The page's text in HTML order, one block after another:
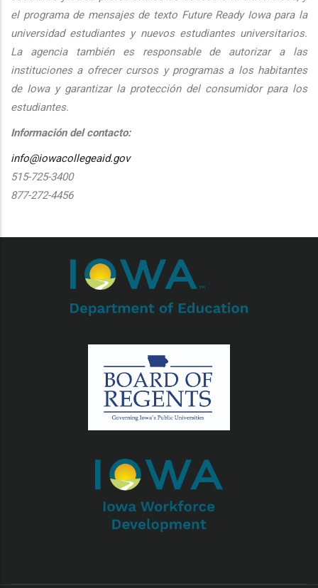
el programa de mensajes de texto Future Ready Iowa para la
universidad estudiantes y nuevos estudiantes universitarios.
La agencia también es responsable de autorizar a las
instituciones a ofrecer cursos y programas a los habitantes
de Iowa y garantizar la protección del consumidor para los
estudiantes.
Información del contacto:
info@iowacollegeaid.gov
515-725-3400
877-272-4456